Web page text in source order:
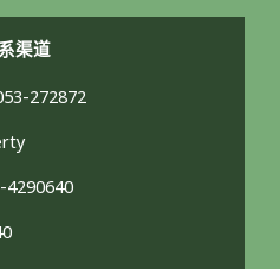
渠道
272872